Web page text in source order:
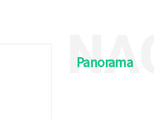
Panorama